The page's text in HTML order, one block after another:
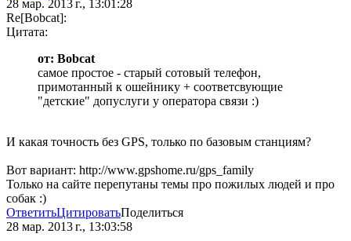
28 мар. 2013 г., 13:01:28
Re[Bobcat]:
Цитата:
от: Bobcat
самое простое - старый сотовый телефон,
примотанный к ошейнику + соответсвующие
"детские" допуслуги у оператора связи :)
И какая точность без GPS, только по базовым станциям?
Вот вариант: http://www.gpshome.ru/gps_family
Только на сайте перепутаны темы про пожилых людей и про
собак :)
ОтветитьЦитироватьПоделиться
28 мар. 2013 г., 13:03:58